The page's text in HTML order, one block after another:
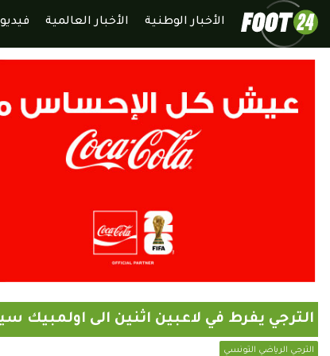
الأخبار الوطنية الأخبار العالمية
الترجي يفرط في لاعبين اثنين الى اولمبيك
الترجي الرياضي التونسي